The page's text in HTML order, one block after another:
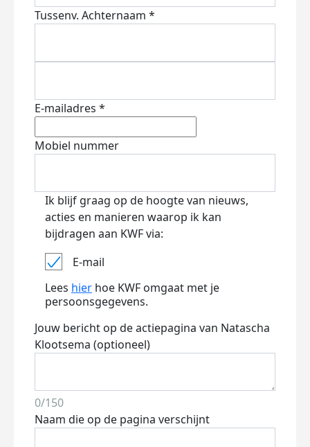
Tussenv. Achternaam *
E-mailadres *
Mobiel nummer
Ik blijf graag op de hoogte van nieuws,
acties en manieren waarop ik kan
bijdragen aan KWF via:
E-mail
Lees hier hoe KWF omgaat met je
persoonsgegevens.
Jouw bericht op de actiepagina van Natascha
Klootsema (optioneel)
0/150
Naam die op de pagina verschijnt